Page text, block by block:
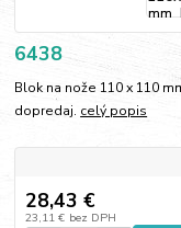
6438
Blok na nože 110 x 110
dopredaj. celý popis
28,43 €
23,11 € bez DPH